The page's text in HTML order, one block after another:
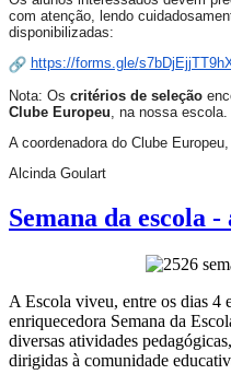
com atenção, lendo
disponibilizadas:
https://forms.gle/
Nota: Os critérios de seleção
Clube Europeu , na nossa escola.
A coordenadora do Clube Europeu,
Alcinda Goulart
Semana da escola
A Escola viveu, entre os dias 4
enriquecedora Semana da
diversas atividades
dirigidas à comunidade